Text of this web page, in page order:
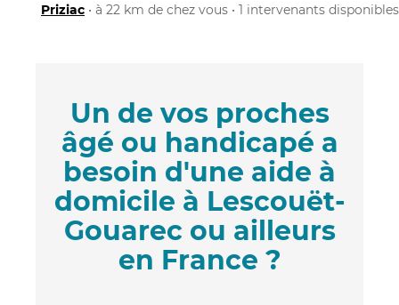
Priziac • à 22 km de chez vous • 1 intervenants disponibles
Un de vos proches
âgé ou handicapé a
besoin d'une aide à
domicile à Lescouët-
Gouarec ou ailleurs
en France ?